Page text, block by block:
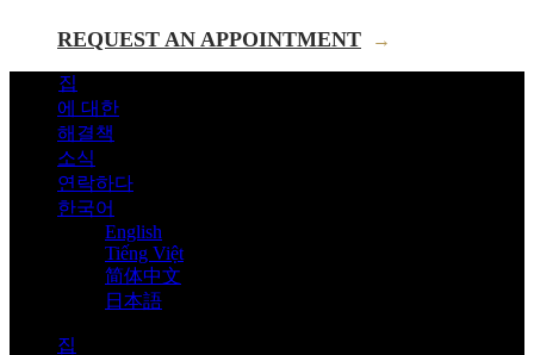
REQUEST AN APPOINTMENT →
집
에 대한
해결책
소식
연락하다
한국어
English
Tiếng Việt
简体中文
日本語
집